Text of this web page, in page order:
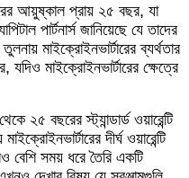
আয়ুষ্কাল প্রায় ২৫ বছর, যা
পার্টনার্স জানিয়েছে যে তাদের
তুলনায় মাইক্রোইনভার্টারের ব্যর্থতার
মাইক্রোইনভার্টারের ক্ষেত্রে
২৫ বছরের স্ট্যান্ডার্ড ওয়ারেন্টি
দীর্ঘ ওয়ারেন্টি
সময় ধরে তৈরি একটি